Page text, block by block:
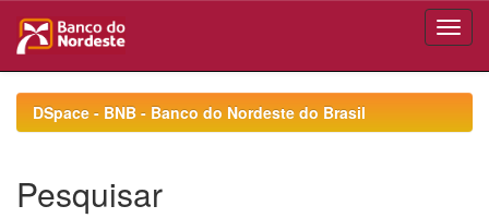
navigationDSpace - BNB - Banco do Nordeste do Brasil
Pesquisar